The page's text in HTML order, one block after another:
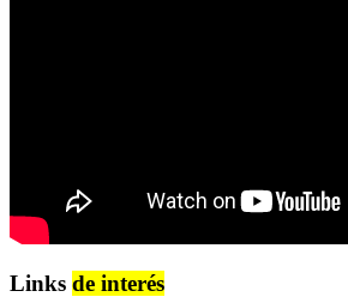
Links de interés